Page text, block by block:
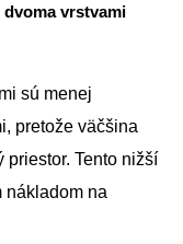
dvoma vrstvami
sú menej
pretože väčšina
Tento nižší
nákladom na